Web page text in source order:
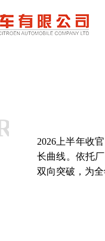
2026上半年收
长曲线。依托
双向突破，为全